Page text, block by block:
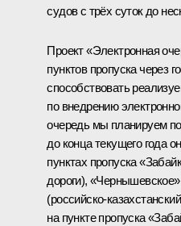
судов с трёх суток до
Проект «Электронная
пунктов пропуска через
способствовать
по внедрению
очередь мы планируем
до конца текущего года
пунктах пропуска
дороги),
(российско-
на пункте пропуска